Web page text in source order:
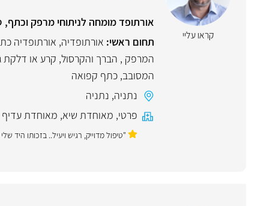
קראו עליי
אורתופד מומחה לניתוחי מרפק
תחום ראשי: אורתופדיה, אורתופדיה
המרפק , הברך והקרסול, קרע או דלקת
המסובב, כתף קפואה
נתניה, נתניה
פרטי, מאוחדת שיא, מאוחדת עדיף
"טיפול מדוייק, רגיש ויעיל.. בזכותו